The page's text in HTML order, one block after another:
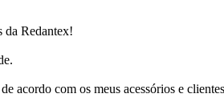
da Redantex!
acordo com os meus acessórios e